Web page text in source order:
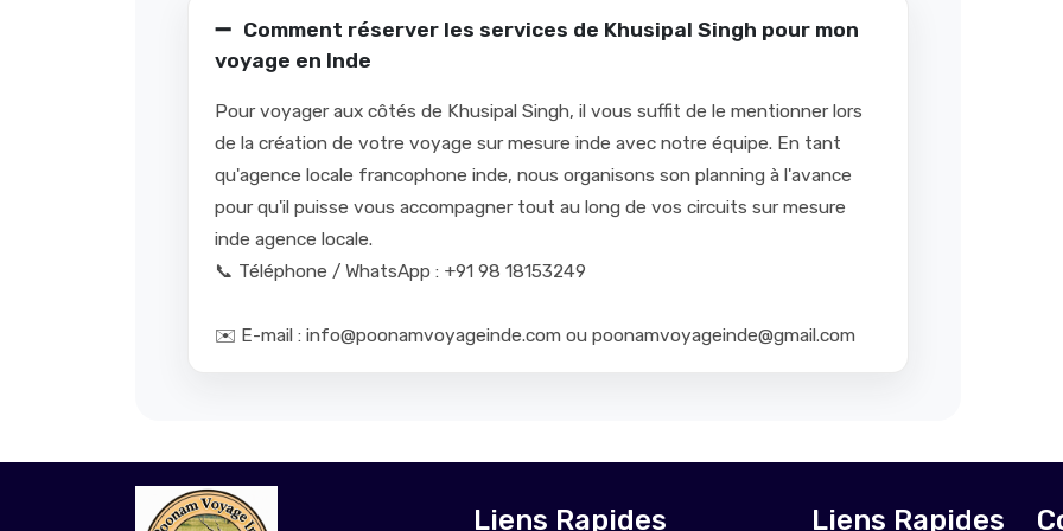
Comment réserver les services de Khusipal Singh pour mon
voyage en Inde
Pour voyager aux côtés de Khusipal Singh, il vous suffit de le mentionner lors
de la création de votre voyage sur mesure inde avec notre équipe. En tant
qu'agence locale francophone inde, nous organisons son planning à l'avance
pour qu'il puisse vous accompagner tout au long de vos circuits sur mesure
inde agence locale.
📞 Téléphone / WhatsApp : +91 98 18153249
✉️ E-mail : info@poonamvoyageinde.com ou poonamvoyageinde@gmail.com
Liens Rapides Liens Rapides